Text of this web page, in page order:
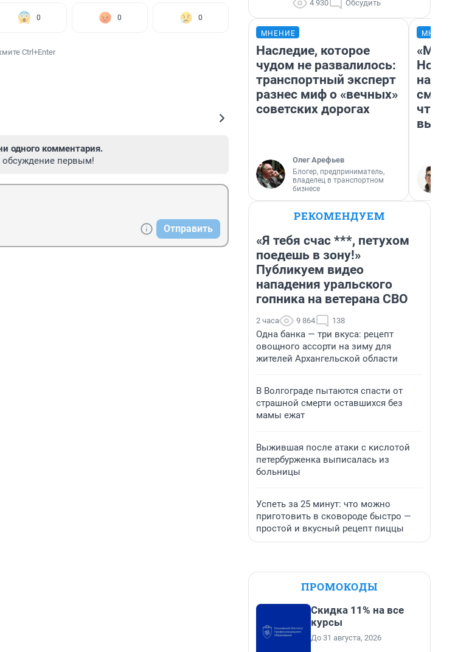
0 0 0
Ctrl+Enter
одного комментария.
обсуждение первым!
Отправить
4 930 Обсудить
МНЕНИЕ
Наследие, которое
чудом не развалилось:
транспортный эксперт
разнес миф о «вечных»
советских дорогах
Олег Арефьев
Блогер, предприниматель,
владелец в транспортном
бизнесе
«Мы
РЕКОМЕНДУЕМ
«Я тебя счас ***, петухом
поедешь в зону!»
Публикуем видео
нападения уральского
гопника на ветерана СВО
2 часа 9 864 138
Одна банка — три вкуса: рецепт
овощного ассорти на зиму для
жителей Архангельской области
В Волгограде пытаются спасти от
страшной смерти оставшихся без
мамы ежат
Выжившая после атаки с кислотой
петербурженка выписалась из
больницы
Успеть за 25 минут: что можно
приготовить в сковороде быстро —
простой и вкусный рецепт пиццы
ПРОМОКОДЫ
Скидка 11% на все
курсы
До 31 августа, 2026